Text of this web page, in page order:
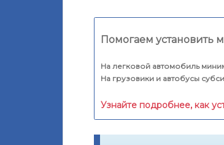
Помогаем установить
На легковой автомобиль
На грузовики и автобусы
Узнайте подробнее, как